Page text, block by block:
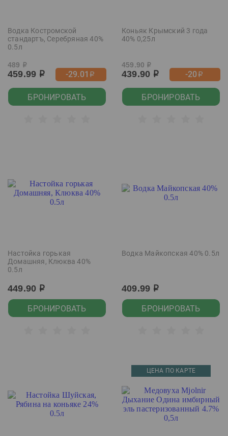
Водка Костромской
стандартъ, Серебряная 40%
0.5л
489 р
459.99 р -29.01 р
БРОНИРОВАТЬ
Коньяк Крымский 3 года
40% 0,25л
459.90 р
439.90 р -20р
БРОНИРОВАТЬ
Настойка горькая
Домашняя, Клюква 40%
0.5л
449.90 р
БРОНИРОВАТЬ
Водка Майкопская 40% 0.5л
409.99 р
БРОНИРОВАТЬ
ЦЕНА ПО КАРТЕ